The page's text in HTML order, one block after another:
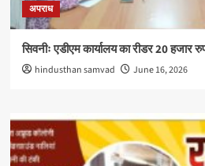
अपराध
सिवनीः एडीएम कार्यालय का रीडर 20 हजार
hindusthan samvad June 16, 2026